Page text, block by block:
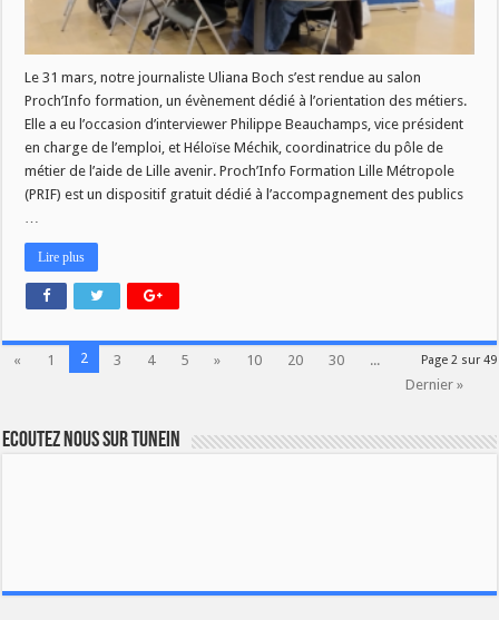
Le 31 mars, notre journaliste Uliana Boch s’est rendue au salon
Proch’Info formation, un évènement dédié à l’orientation des métiers.
Elle a eu l’occasion d’interviewer Philippe Beauchamps, vice président
en charge de l’emploi, et Héloïse Méchik, coordinatrice du pôle de
métier de l’aide de Lille avenir. Proch’Info Formation Lille Métropole
(PRIF) est un dispositif gratuit dédié à l’accompagnement des publics
…
Lire plus
Page 2 sur 49
« 1 2 3 4 5 » 10 20 30
...
Dernier »
Ecoutez nous sur TuneIn